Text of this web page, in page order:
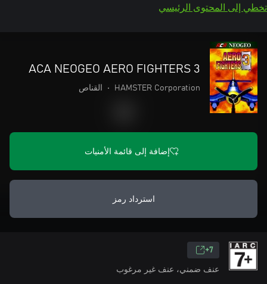
تخطي إلى المحتوى الرئيسي
ACA NEOGEO AERO FIGHTERS 3
HAMSTER Corporation
• القناص
إضافة إلى قائمة الأمنيات
استرداد رمز
7+
عنف ضمني، عنف غير مرغوب